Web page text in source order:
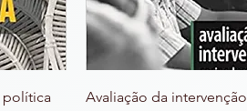
política
Avaliação da intervenção